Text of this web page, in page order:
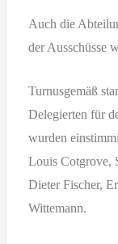
Auch die
der Ausschüsse
Turnusgemäß
Delegierten für
wurden
Louis Cotgrove,
Dieter Fischer,
Wittemann.